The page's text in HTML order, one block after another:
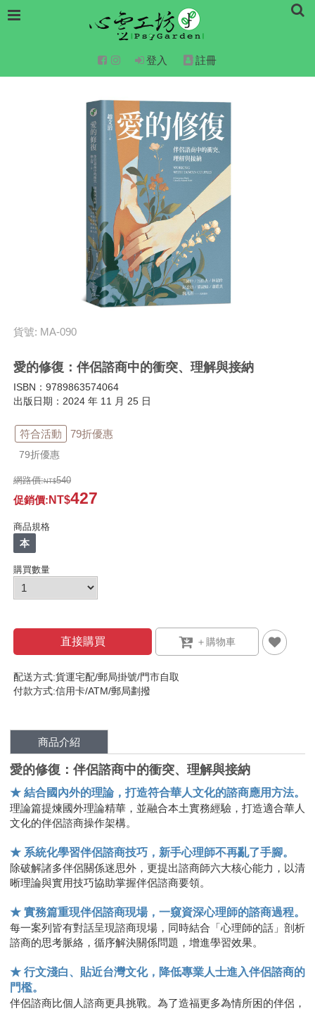
登入 註冊
貨號: MA-090
愛的修復：伴侶諮商中的衝突、理解與接納
ISBN：9789863574064
出版日期：2024 年 11 月 25 日
符合活動 79折優惠
79折優惠
網路價: 540
促銷價: 427
商品規格
本
購買數量
直接購買
配送方式:貨運宅配/郵局掛號/門市自取
付款方式:信用卡/ATM/郵局劃撥
商品介紹
愛的修復：伴侶諮商中的衝突、理解與接納
★ 結合國內外的理論，打造符合華人文化的諮商應用方法。
理論篇提煉國外理論精華，並融合本土實務經驗，打造適合華人
文化的伴侶諮商操作架構。
★ 系統化學習伴侶諮商技巧，新手心理師不再亂了手腳。
除破解諸多伴侶關係迷思外，更提出諮商師六大核心能力，以清
晰理論與實用技巧協助掌握伴侶諮商要領。
★ 實務篇重現伴侶諮商現場，一窺資深心理師的諮商過程。
每一案列皆有對話呈現諮商現場，同時結合「心理師的話」剖析
諮商的思考脈絡，循序解決關係問題，增進學習效果。
★ 行文淺白、貼近台灣文化，降低專業人士進入伴侶諮商的
門檻。
伴侶諮商比個人諮商更具挑戰。為了造福更多為情所困的伴侶，